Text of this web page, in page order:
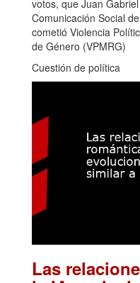
votos, que Juan
Comunicación Social
cometió Violencia
de Género (VPMRG)
Cuestión de política
Las